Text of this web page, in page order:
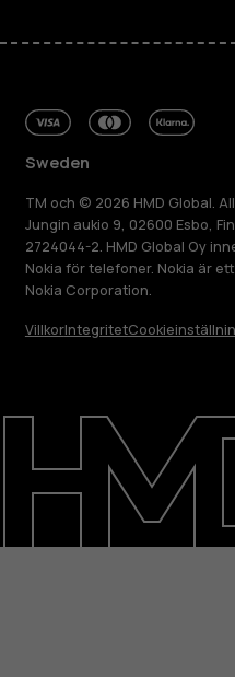
Reparera,
Hållbarhet
Kundservice
Sweden
TM och © 2026 HMD Global.
Jungin aukio 9, 02600 Esbo,
2724044-2. HMD Global Oy
Nokia för telefoner. Nokia är
Nokia Corporation.
VillkorIntegritet